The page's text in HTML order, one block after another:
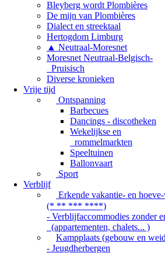
Bleyberg wordt Plombières
De mijn van Plombières
Dialect en streektaal
Hertogdom Limburg
▲ Neutraal-Moresnet
Moresnet Neutraal-Belgisch-
Pruisisch
Diverse kronieken
Vrije tijd
Ontspanning
Barbecues
Dancings - discotheken
Wekelijkse en
rommelmarkten
Speeltuinen
Ballonvaart
Sport
Verblijf
Erkende vakantie- en
(* ** *** ****)
- Verblijfaccommodies zonder
(appartementen, chalets... )
Kampplaats (gebouw en
- Jeugdherbergen